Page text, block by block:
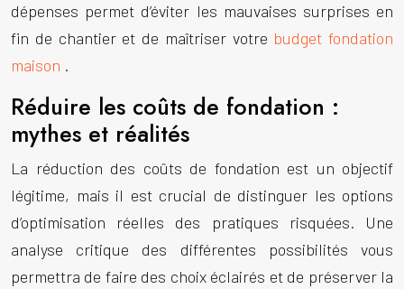
dépenses permet d’éviter les mauvaises surprises en
fin de chantier et de maîtriser votre budget fondation
maison .
Réduire les coûts de fondation :
mythes et réalités
La réduction des coûts de fondation est un objectif
légitime, mais il est crucial de distinguer les options
d’optimisation réelles des pratiques risquées. Une
analyse critique des différentes possibilités vous
permettra de faire des choix éclairés et de préserver la